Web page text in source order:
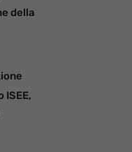
della